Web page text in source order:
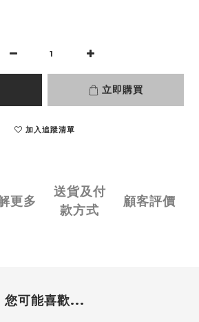
立即購買
加入追蹤清單
更多
送貨及付
款方式
顧客評價
您可能喜歡...